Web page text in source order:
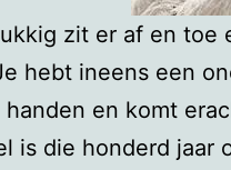
zit er af en toe
hebt ineens een
handen en komt
is die honderd jaar